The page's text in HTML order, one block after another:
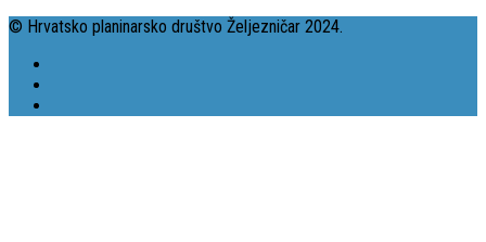
© Hrvatsko planinarsko društvo Željezničar 2024.